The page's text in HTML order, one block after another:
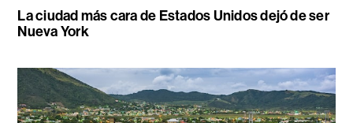
La ciudad más cara de Estados Unidos dejó de ser
Nueva York